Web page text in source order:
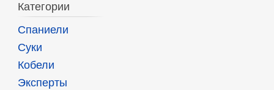
Категории
Спаниели
Суки
Кобели
Эксперты